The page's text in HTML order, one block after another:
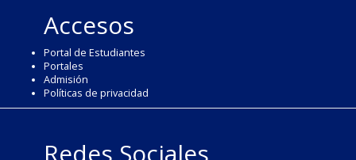
Accesos
Portal de Estudiantes
Portales
Admisión
Políticas de privacidad